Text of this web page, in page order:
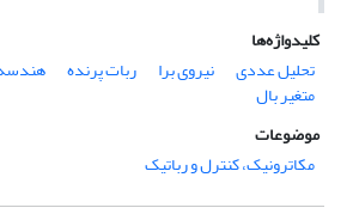
کلیدواژه‌ها
تحلیل عددی
نیروی برا ربات پرنده
متغیر بال
موضوعات
مکاترونیک، کنترل و رباتیک